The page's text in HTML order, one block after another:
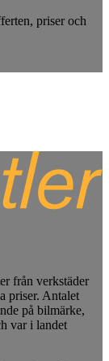
priser och
från verkstäder
priser. Antalet
på bilmärke,
var i landet